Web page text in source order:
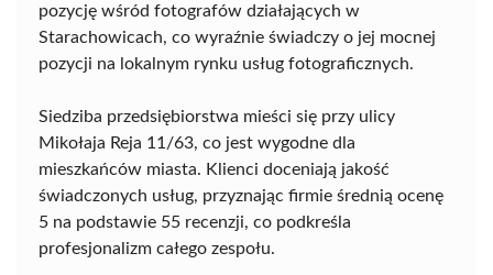
pozycję wśród fotografów działających w
Starachowicach, co wyraźnie świadczy o jej mocnej
pozycji na lokalnym rynku usług fotograficznych.
Siedziba przedsiębiorstwa mieści się przy ulicy
Mikołaja Reja 11/63, co jest wygodne dla
mieszkańców miasta. Klienci doceniają jakość
świadczonych usług, przyznając firmie średnią ocenę
5 na podstawie 55 recenzji, co podkreśla
profesjonalizm całego zespołu.